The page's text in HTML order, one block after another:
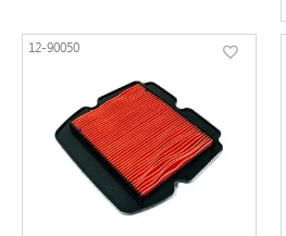
12-90050